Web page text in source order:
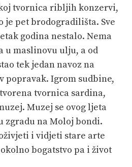
tvornica ribljih konzervi,
je pet brodogradilišta. Sve
godina nestalo. Nema
u maslinovu ulju, a od
tek jedan navoz na
popravak. Igrom sudbine,
tvornica sardina,
Muzej se ovog ljeta
zgradu na Moloj bondi.
i vidjeti stare arte
bogatstvo pa i život